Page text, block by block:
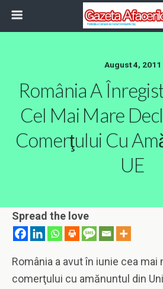
August 4, 2011
România A
Cel Mai Mare
Comerţului Cu
UE
Spread the love
România a avut în iunie cea mai
comerţului cu amănuntul din